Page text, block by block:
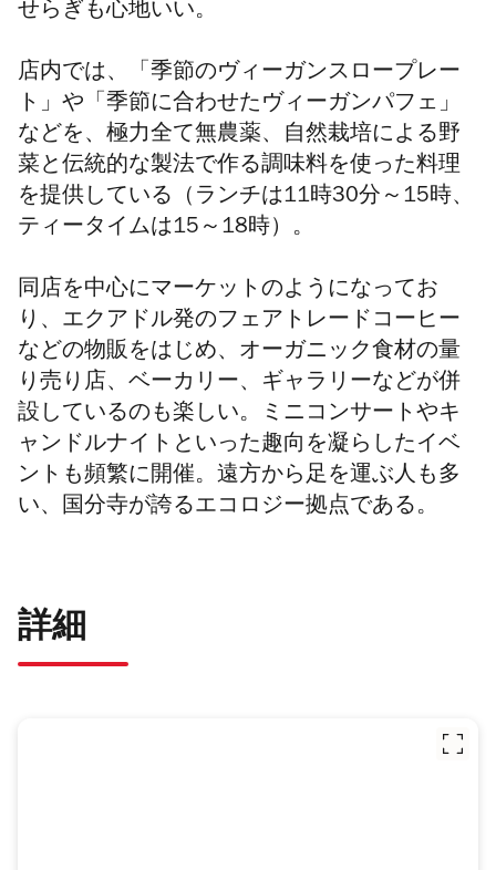
せらぎも心地いい。
店内では、「季節のヴィーガンスロープレー
ト」や「季節に合わせたヴィーガンパフェ」
などを、極力全て無農薬、自然栽培による野
菜と伝統的な製法で作る調味料を使った料理
を提供している（ランチは11時30分～15時、
ティータイムは15～18時）。
同店を中心にマーケットのようになってお
り、エクアドル発のフェアトレードコーヒー
などの物販をはじめ、オーガニック食材の量
り売り店、ベーカリー、ギャラリーなどが併
設しているのも楽しい。ミニコンサートやキ
ャンドルナイトといった趣向を凝らしたイベ
ントも頻繁に開催。遠方から足を運ぶ人も多
い、国分寺が誇るエコロジー拠点である。
詳細